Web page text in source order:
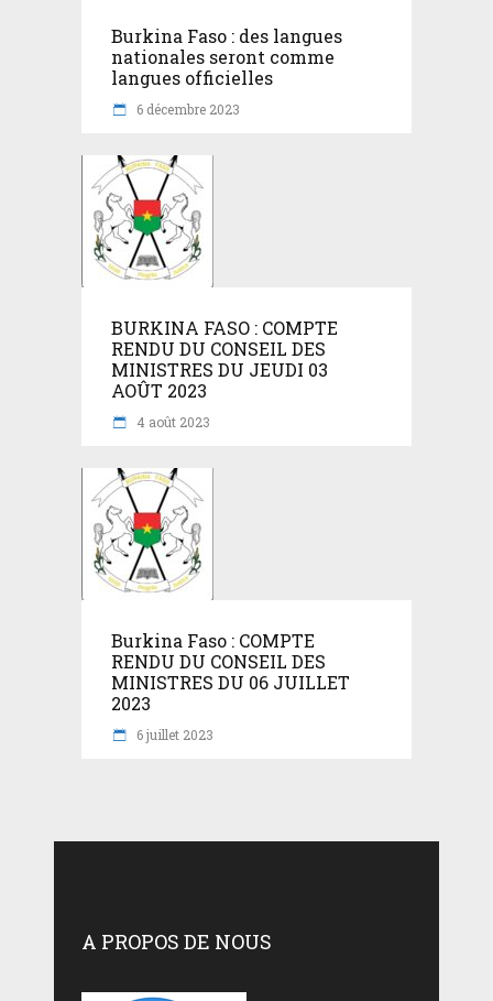
Burkina Faso : des langues
nationales seront comme
langues officielles
6 décembre 2023
BURKINA FASO : COMPTE
RENDU DU CONSEIL DES
MINISTRES DU JEUDI 03
AOÛT 2023
4 août 2023
Burkina Faso : COMPTE
RENDU DU CONSEIL DES
MINISTRES DU 06 JUILLET
2023
6 juillet 2023
A PROPOS DE NOUS